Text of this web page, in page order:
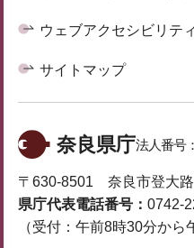
ウェブアクセシビリティ
サイトマップ
奈良県庁法人番号：
〒630-8501 奈良市登大
県庁代表電話番号： 0742-
（受付：午前8時30分から